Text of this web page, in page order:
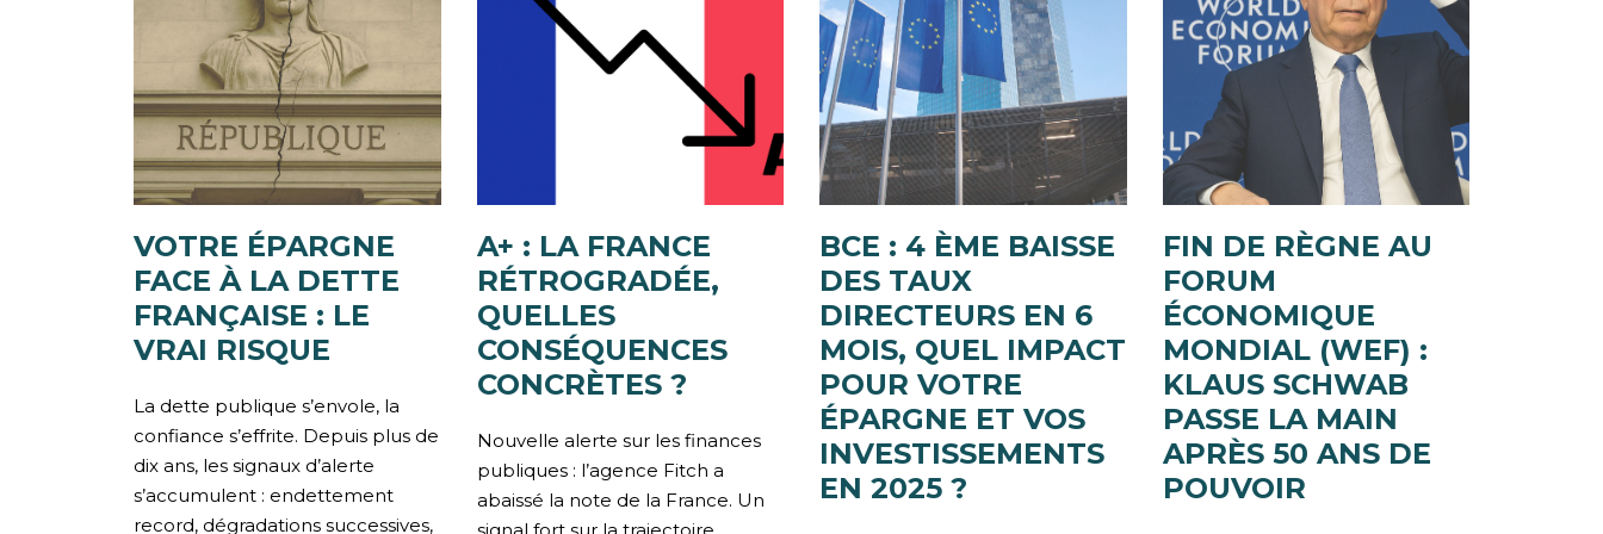
VOTRE ÉPARGNE
FACE À LA DETTE
FRANÇAISE : LE
VRAI RISQUE
La dette publique s’envole, la
confiance s’effrite. Depuis plus de
dix ans, les signaux d’alerte
s’accumulent : endettement
record, dégradations successives,
A+ : LA FRANCE
RÉTROGRADÉE,
QUELLES
CONSÉQUENCES
CONCRÈTES ?
Nouvelle alerte sur les finances
publiques : l’agence Fitch a
abaissé la note de la France. Un
BCE : 4 ÈME BAISSE
DES TAUX
DIRECTEURS EN 6
MOIS, QUEL IMPACT
POUR VOTRE
ÉPARGNE ET VOS
INVESTISSEMENTS
EN 2025 ?
FIN DE RÈGNE AU
FORUM
ÉCONOMIQUE
MONDIAL (WEF) :
KLAUS SCHWAB
PASSE LA MAIN
APRÈS 50 ANS DE
POUVOIR